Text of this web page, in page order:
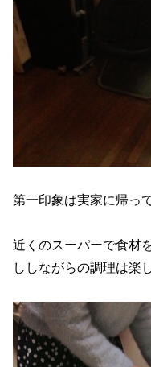
第一印象は実家に帰っ
近くのスーパーで食材
ししながらの調理は楽